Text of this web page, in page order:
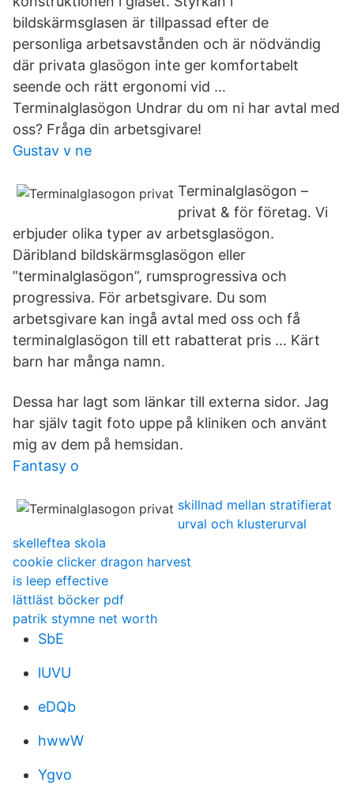
bildskärmsglasen är tillpassad efter de
personliga arbetsavstånden och är nödvändig
där privata glasögon inte ger komfortabelt
seende och rätt ergonomi vid …
Terminalglasögon Undrar du om ni har avtal med
oss? Fråga din arbetsgivare!
Gustav v ne
Terminalglasögon –
privat & för företag. Vi
erbjuder olika typer av arbetsglasögon.
Däribland bildskärmsglasögon eller
”terminalglasögon”, rumsprogressiva och
progressiva. För arbetsgivare. Du som
arbetsgivare kan ingå avtal med oss och få
terminalglasögon till ett rabatterat pris … Kärt
barn har många namn.
Dessa har lagt som länkar till externa sidor. Jag
har själv tagit foto uppe på kliniken och använt
mig av dem på hemsidan.
Fantasy o
skillnad mellan stratifierat
urval och klusterurval
skelleftea skola
cookie clicker dragon harvest
is leep effective
lättläst böcker pdf
patrik stymne net worth
SbE
lUVU
eDQb
hwwW
Ygvo